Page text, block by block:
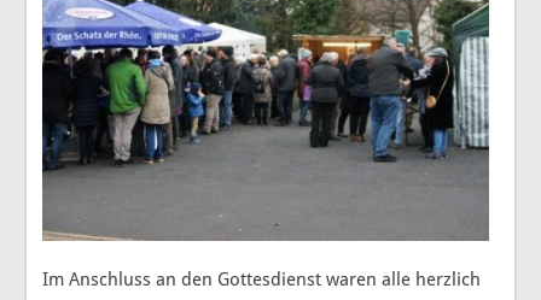
Im Anschluss an den Gottesdienst waren alle herzlich